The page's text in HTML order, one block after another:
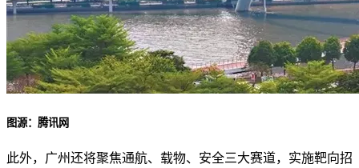
图源：腾讯网
此外，广州还将聚焦通航、载物、安全三大赛道，实施靶向招